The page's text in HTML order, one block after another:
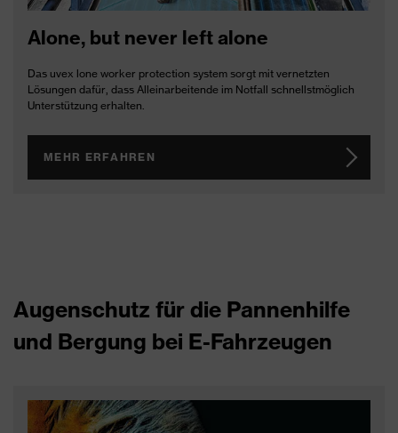
Alone, but never left alone
Das uvex lone worker protection system sorgt mit vernetzten
Lösungen dafür, dass Alleinarbeitende im Notfall schnellstmöglich
Unterstützung erhalten.
MEHR ERFAHREN
Augenschutz für die Pannenhilfe
und Bergung bei E-Fahrzeugen